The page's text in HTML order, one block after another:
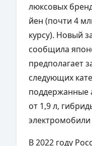
люксовых
йен (почти 4
курсу). Новый
сообщила
предполагает
следующих
поддержанные
от 1,9 л,
электромобили
В 2022 году